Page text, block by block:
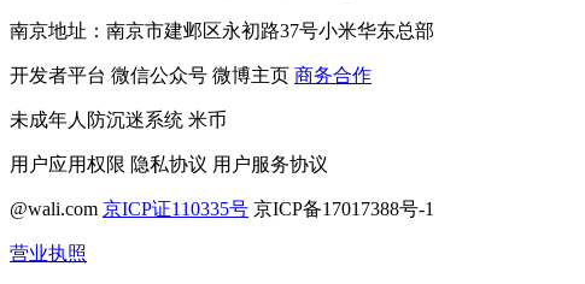
南京地址：南京市建邺区永初路37号小米华东总部
开发者平台 微信公众号 微博主页 商务合作
未成年人防沉迷系统 米币
用户应用权限 隐私协议 用户服务协议
@wali.com 京ICP证110335号 京ICP备17017388号-1
营业执照